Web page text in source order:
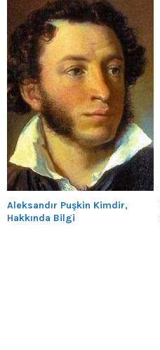
Aleksandır Puşkin Kimdir,
Hakkında Bilgi